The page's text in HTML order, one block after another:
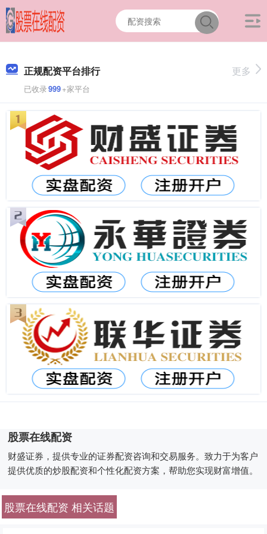
正规配资平台排行
已收录999+家平台
更多
股票在线配资
财盛证券，提供专业的证券配资咨询和交易服务。致力于为客户
提供优质的炒股配资和个性化配资方案，帮助您实现财富增值。
股票在线配资 相关话题